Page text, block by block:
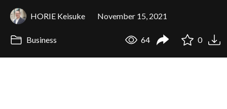
HORIE Keisuke November 15, 2021
Business 64 0